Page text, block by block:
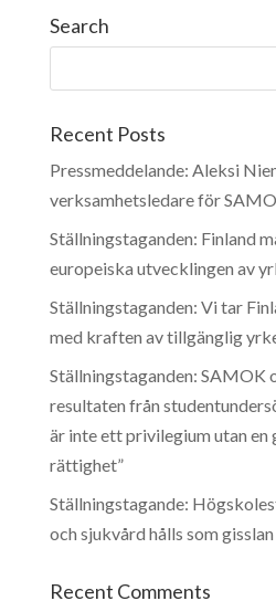
Search
Recent Posts
Pressmeddelande: Aleksi
verksamhetsledare för
Ställningstaganden: Finland
europeiska utvecklingen av
Ställningstaganden: Vi tar
med kraften av tillgänglig
Ställningstaganden: SAMOK
resultaten från
är inte ett privilegium utan en
rättighet”
Ställningstagande:
och sjukvård hålls som
Recent Comments